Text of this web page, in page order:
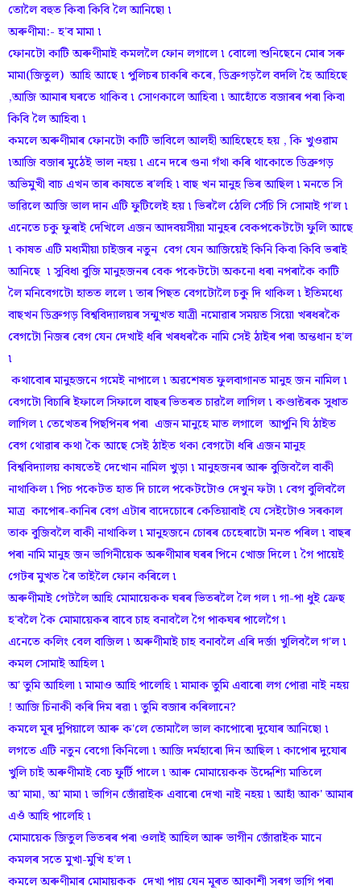
তোলৈ বহুত কিবা কিবি লৈ আনিছো ৷
অৰুণীমা:- হ'ব মামা ৷
ফোনটো কাটি অৰুণীমাই কমললৈ ফোন লগালে ৷ বোলো শুনিছেনে মোৰ সৰু
মামা(জিতুল) আহি আছে ৷ পুলিচৰ চাকৰি কৰে, ডিব্ৰুগড়লৈ বদলি হৈ আহিছে
,আজি আমাৰ ঘৰতে থাকিব ৷ সোণকালে আহিবা ৷ আহোঁতে বজাৰৰ পৰা কিবা
কিবি লৈ আহিবা ৷
কমলে অৰুণীমাৰ ফোনটো কাটি ভাবিলে আলহী আহিছেহে হয় , কি খুওৱাম
৷আজি বজাৰ মুঠেই ভাল নহয় ৷ এনে দৰে গুনা গঁথা কৰি থাকোতে ডিব্ৰুগড়
অভিমুখী বাচ এখন তাৰ কাষতে ৰ'লহি ৷ বাছ খন মানুহ ভিৰ আছিল ৷ মনতে সি
ভাৱিলে আজি ভাল দান এটি ফুটিলেই হয় ৷ ভিৰলৈ ঠেলি সেঁচি সি সোমাই গ'ল ৷
এনেতে চকু ফুৰাই দেখিলে এজন আদবয়সীয়া মানুহৰ বেকপকেটটো ফুলি আছে
৷ কাষত এটি মধ্যমীয়া চাইজৰ নতুন বেগ যেন আজিয়েই কিনি কিবা কিবি ভৰাই
আনিছে ৷ সুবিধা বুজি মানুহজনৰ বেক পকেটটো অকনো ধৰা নপৰাকৈ কাটি
লৈ মনিবেগটো হাতত ললে ৷ তাৰ পিছত বেগটোলৈ চকু দি থাকিল ৷ ইতিমধ্যে
বাছখন ডিব্ৰুগড় বিশ্ববিদ্যালয়ৰ সন্মুখত যাত্ৰী নমোৱাৰ সময়ত সিয়ো খৰধৰকৈ
বেগটো নিজৰ বেগ যেন দেখাই ধৰি খৰধৰকৈ নামি সেই ঠাইৰ পৰা অন্তধান হ'ল
৷
কথাবোৰ মানুহজনে গমেই নাপালে ৷ অৱশেষত ফুলবাগানত মানুহ জন নামিল ৷
বেগটো বিচাৰি ইফালে সিফালে বাছৰ ভিতৰত চাৱলৈ লাগিল ৷ কণ্ডাক্টৰক সুধাত
লাগিল ৷ তেখেতৰ পিছপিনৰ পৰা এজন মানুহে মাত লগালে আপুনি যি ঠাইত
বেগ থোৱাৰ কথা কৈ আছে সেই ঠাইত থকা বেগটো ধৰি এজন মানুহ
বিশ্ববিদ্যালয় কাষতেই দেখোন নামিল খুড়া ৷ মানুহজনৰ আৰু বুজিবলৈ বাকী
নাথাকিল ৷ পিচ পকেটত হাত দি চালে পকেটটোও দেখুন ফটা ৷ বেগ বুলিবলৈ
মাত্ৰ কাপোৰ-কানিৰ বেগ এটাৰ বাদেচোৰে কেতিয়াবাই যে সেইটোও সৰকাল
তাক বুজিবলৈ বাকী নাথাকিল ৷ মানুহজনে চোৰৰ চেহেৰাটো মনত পৰিল ৷ বাছৰ
পৰা নামি মানুহ জন ভাগিনীয়েক অৰুণীমাৰ ঘৰৰ পিনে খোজ দিলে ৷ গৈ পায়েই
গেটৰ মুখত ৰৈ তাইলৈ ফোন কৰিলে ৷
অৰুণীমাই গেটলৈ আহি মোমায়েকক ঘৰৰ ভিতৰলৈ লৈ গল ৷ গা-পা ধুই ফ্ৰেছ
হ'বলৈ কৈ মোমায়েকৰ বাবে চাহ বনাবলৈ গৈ পাকঘৰ পালেগৈ ৷
এনেতে কলিং বেল বাজিল ৷ অৰুণীমাই চাহ বনাবলৈ এৰি দৰ্জা খুলিবলৈ গ'ল ৷
কমল সোমাই আহিল ৷
অ' তুমি আহিলা ৷ মামাও আহি পালেহি ৷ মামাক তুমি এবাৰো লগ পোৱা নাই নহয়
! আজি চিনাকী কৰি দিম ৰৱা ৷ তুমি বজাৰ কৰিলানে?
কমলে মূৰ দুপিয়ালে আৰু ক'লে তোমালৈ ভাল কাপোৰো দুযোৰ আনিছো ৷
লগতে এটি নতুন বেগো কিনিলো ৷ আজি দৰ্মহাৰো দিন আছিল ৷ কাপোৰ দুযোৰ
খুলি চাই অৰুণীমাই বেচ ফুৰ্টি পালে ৷ আৰু মোমায়েকক উদ্দেশ্যি মাতিলে
অ' মামা, অ' মামা ৷ ভাগিন জোঁৱাইক এবাৰো দেখা নাই নহয় ৷ আহাঁ আক' আমাৰ
এওঁ আহি পালেহি ৷
মোমায়েক জিতুল ভিতৰৰ পৰা ওলাই আহিল আৰু ভাগীন জোঁৱাইক মানে
কমলৰ সতে মুখা-মুখি হ'ল ৷
কমলে অৰুণীমাৰ মোমায়কক দেখা পায় যেন মূৰত আকাশী সৰগ ভাগি পৰা